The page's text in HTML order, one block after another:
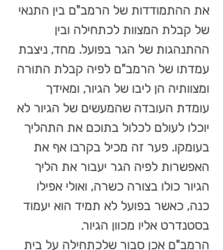
את ההתמודדות של הרמב"ם בין התנאי
של קבלת המצוות לכתחילה ובין
ההתנהגות של הגר בפועל. מחד, ניצבת
עמדתו של הרמב"ם לפיה קבלת התורה
ומצוותיה הן ליבו של הגיור, ומאידך
עומדת העובדה שהמעשים של הגיור לא
יוכלו לעולם לכלול בתוכם את התהליך
בעומקו. פער זה מכיל בקרבו אף את
האפשרות לפיה הגר יעבור את הליך
הגיור כולו בצורה כשרה, ואולי אפילו
כנה, כאשר בפועל לא תמיד הוא יעמוד
בסטנדרט אליו מכוון הגיור.
הרמב"ם אכן סבור שלכתחילה על בית